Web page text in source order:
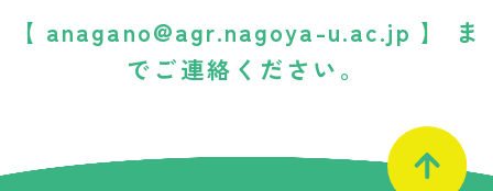
【 anagano@agr.nagoya-u.ac.jp 】 ま
でご連絡ください。